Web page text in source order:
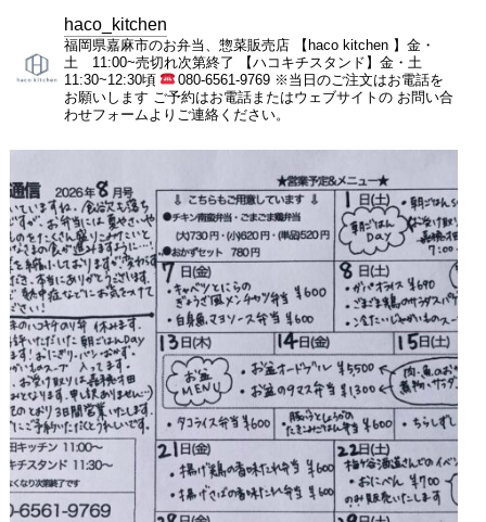
haco_kitchen
福岡県嘉麻市のお弁当、惣菜販売店【haco kitchen 】金・
土 11:00~売切れ次第終了
【ハコキチスタンド】金・土
11:30~12:30頃
080-6561-9769※当日のご注文はお電話を
お願いします ご予約はお電話またはウェブサイトのお問い合
わせフォームよりご連絡ください。